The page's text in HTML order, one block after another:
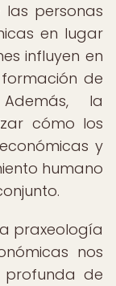
personas
en lugar
influyen en
de
la
cómo los
y
humano
praxeología
nos
profunda de